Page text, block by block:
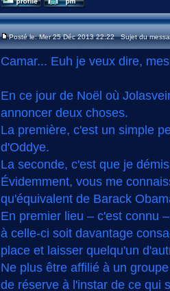
Posté le: Mer 25 Déc 2013 22:22 Sujet du
Camar... Euh je veux dire,
En ce jour de Noël où
annoncer deux choses.
La première, c'est un simple
d'Oddye.
La seconde, c'est que je
Évidemment, vous me
qu'équivalent de Barack
En premier lieu – c'est connu
à celle-ci soit davantage
place et laisser quelqu'un
Ne plus être affilié à un
de réserve à l'instar de ce qui